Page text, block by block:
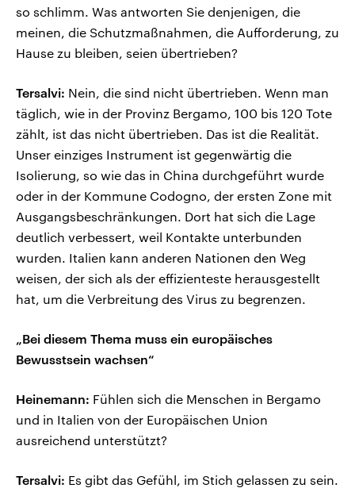
so schlimm. Was antworten Sie denjenigen, die
meinen, die Schutzmaßnahmen, die Aufforderung, zu
Hause zu bleiben, seien übertrieben?
Tersalvi: Nein, die sind nicht übertrieben. Wenn man
täglich, wie in der Provinz Bergamo, 100 bis 120 Tote
zählt, ist das nicht übertrieben. Das ist die Realität.
Unser einziges Instrument ist gegenwärtig die
Isolierung, so wie das in China durchgeführt wurde
oder in der Kommune Codogno, der ersten Zone mit
Ausgangsbeschränkungen. Dort hat sich die Lage
deutlich verbessert, weil Kontakte unterbunden
wurden. Italien kann anderen Nationen den Weg
weisen, der sich als der effizienteste herausgestellt
hat, um die Verbreitung des Virus zu begrenzen.
„Bei diesem Thema muss ein europäisches
Bewusstsein wachsen“
Heinemann: Fühlen sich die Menschen in Bergamo
und in Italien von der Europäischen Union
ausreichend unterstützt?
Tersalvi: Es gibt das Gefühl, im Stich gelassen zu sein.